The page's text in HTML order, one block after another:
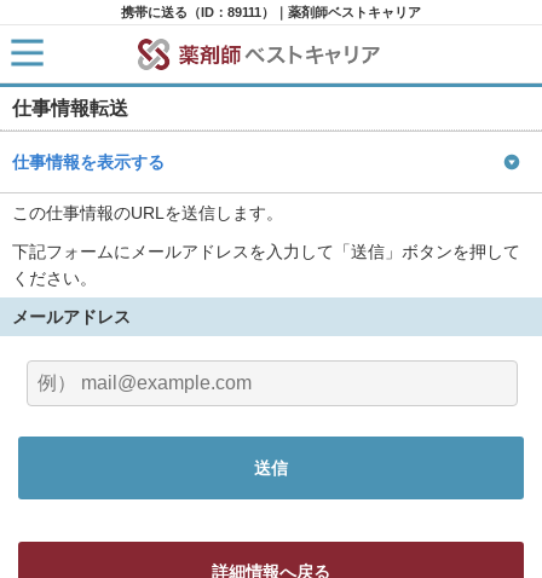
携帯に送る（ID：89111）｜薬剤師ベストキャリア
仕事情報転送
仕事情報を表示する
この仕事情報のURLを送信します。
下記フォームにメールアドレスを入力して「送信」ボタンを押して
ください。
メールアドレス
詳細情報へ戻る
HOME
求人検索
新着求人
キャリアアドバイザー紹介
転職支援サービスに申し込む